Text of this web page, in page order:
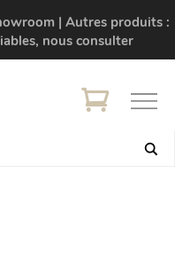
| Autres produits :
nous consulter